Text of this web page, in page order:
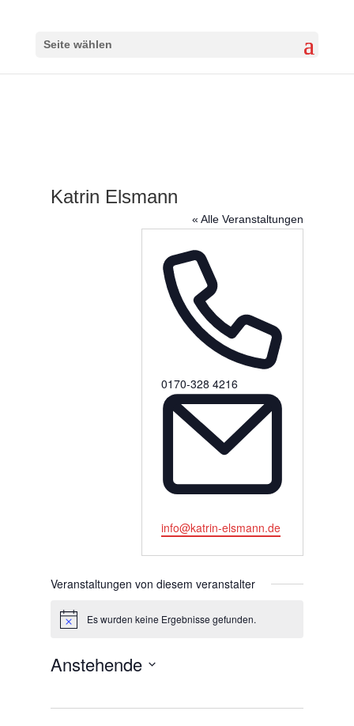
Seite wählen
Katrin Elsmann
« Alle Veranstaltungen
Telefon
0170-328 4216
Email
info@katrin-elsmann.de
Veranstaltungen von diesem veranstalter
HinweisEs wurden keine Ergebnisse gefunden.
Anstehende